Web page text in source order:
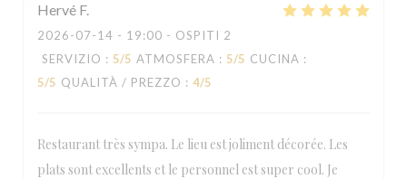
Hervé F
2026-07-14 - 19:00 - OSPITI 2
SERVIZIO : 5/5 ATMOSFERA : 5/5 CUCINA :
5/5 QUALITÀ / PREZZO : 4/5
Restaurant très sympa. Le lieu est joliment décorée. Les
plats sont excellents et le personnel est super cool. Je